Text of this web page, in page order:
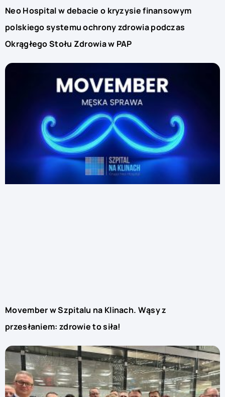
Neo Hospital w debacie o kryzysie finansowym
polskiego systemu ochrony zdrowia podczas
Okrągłego Stołu Zdrowia w PAP
Movember w Szpitalu na Klinach. Wąsy z
przesłaniem: zdrowie to siła!